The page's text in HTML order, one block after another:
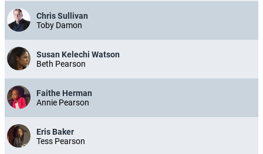
Chris Sullivan
Toby Damon
Susan Kelechi Watson
Beth Pearson
Faithe Herman
Annie Pearson
Eris Baker
Tess Pearson